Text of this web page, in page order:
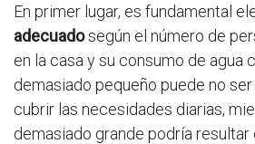
En primer lugar, es fundamental
adecuadosegún el número de
en la casa y su consumo de agua
demasiado pequeño puede no
cubrir las necesidades diarias,
demasiado grande podría resultar